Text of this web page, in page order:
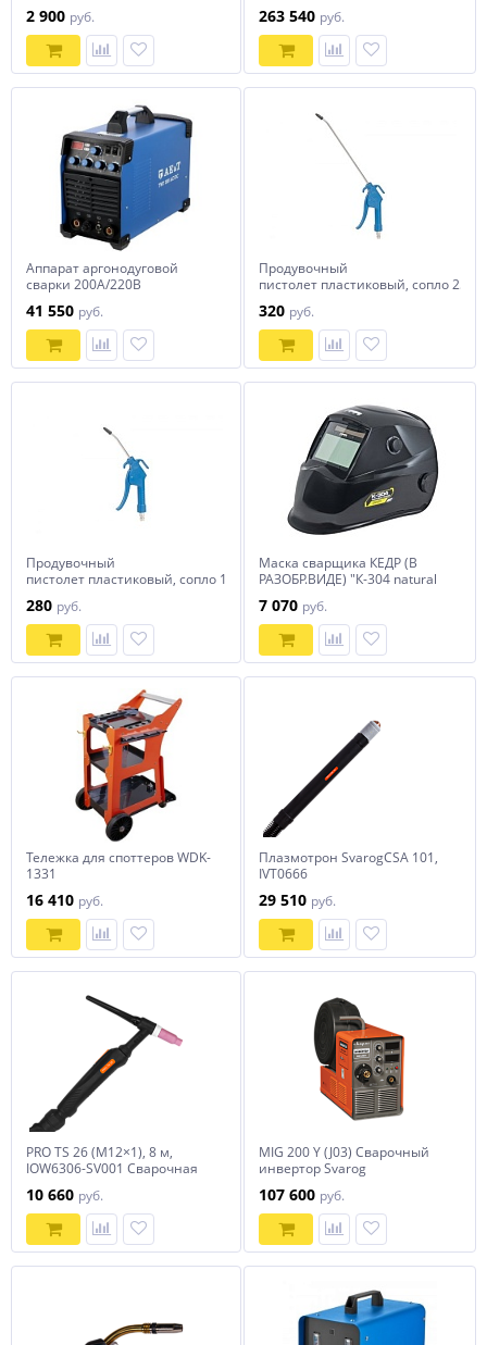
точечной сварки, в кейсе
2 900 руб.
односторонней и
двусторонней точечной
сварки Wiederkraft
263 540 руб.
Аппарат аргонодуговой
сварки 200А/220В
41 550 руб.
Продувочный
пистолет пластиковый, сопло 25 см
320 руб.
Продувочный
пистолет пластиковый, сопло 10 см
280 руб.
Маска сварщика КЕДР (В
РАЗОБР.ВИДЕ) "К-304 natural
7 070 руб.
Тележка для споттеров WDK-
1331
16 410 руб.
Плазмотрон SvarogCSA 101,
IVT0666
29 510 руб.
PRO TS 26 (М12×1), 8 м,
IOW6306-SV001 Сварочная
10 660 руб.
MIG 200 Y (J03) Сварочный
инвертор Svarog
107 600 руб.